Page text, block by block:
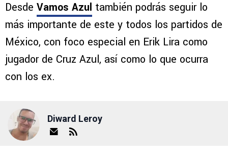
Desde Vamos Azul también podrás seguir lo
más importante de este y todos los partidos de
México, con foco especial en Erik Lira como
jugador de Cruz Azul, así como lo que ocurra
con los ex.
Diward Leroy